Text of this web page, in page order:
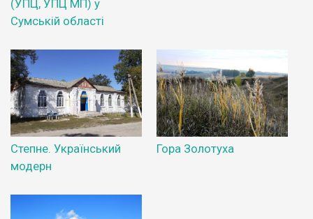
(УПЦ, УПЦ МП) у
Сумській області
Степне. Український
модерн
Гора Золотуха